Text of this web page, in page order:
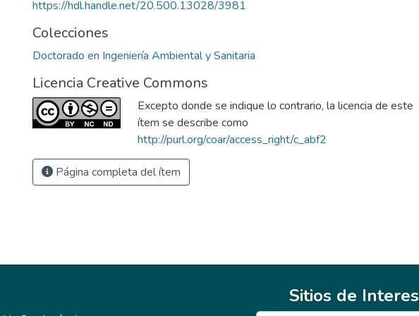
https://hdl.handle.net/20.500.13028/3981
Colecciones
Doctorado en Ingeniería Ambiental y Sanitaria
Licencia Creative Commons
Excepto donde se indique lo contrario, la licencia de este
ítem se describe como
http://purl.org/coar/access_right/c_abf2
Página completa del ítem
Sitios de Interes